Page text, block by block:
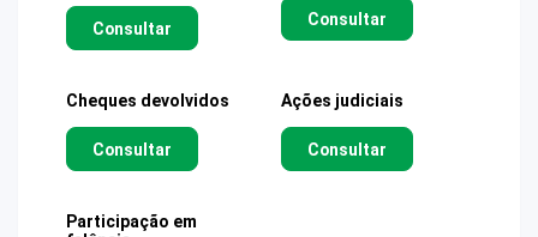
Consultar Consultar
Cheques devolvidos
Consultar
Ações judiciais
Consultar
Participação em